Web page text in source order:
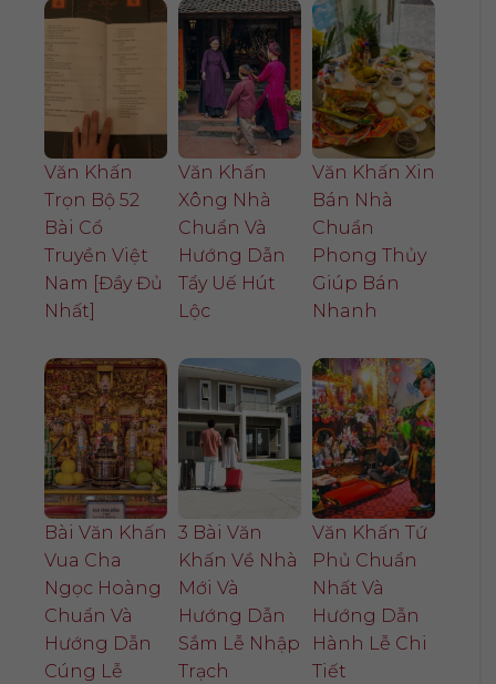
Văn Khấn
Trọn Bộ 52
Bài Cổ
Truyền Việt
Nam [Đầy Đủ
Nhất]
Văn Khấn
Xông Nhà
Chuẩn Và
Hướng Dẫn
Tẩy Uế Hút
Lộc
Văn Khấn Xin
Bán Nhà
Chuẩn
Phong Thủy
Giúp Bán
Nhanh
Bài Văn Khấn
Vua Cha
Ngọc Hoàng
Chuẩn Và
Hướng Dẫn
Cúng Lễ
3 Bài Văn
Khấn Về Nhà
Mới Và
Hướng Dẫn
Sắm Lễ Nhập
Trạch
Văn Khấn Tứ
Phủ Chuẩn
Nhất Và
Hướng Dẫn
Hành Lễ Chi
Tiết